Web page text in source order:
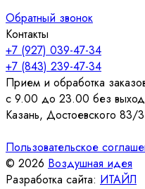
Обратный звонок
Контакты
+7 (927) 039-47-34
+7 (843) 239-47-34
Прием и обработка
с 9.00 до 23.00 без
Казань, Достоевского 83/3
Пользовательское
© 2026 Воздушная идея
Разработка сайта: ИТАЙЛ